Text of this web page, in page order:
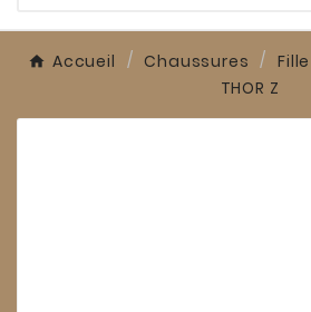
Accueil Chaussures Fille
THOR Z